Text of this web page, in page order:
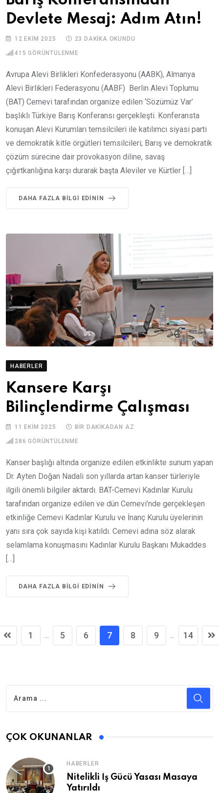
Devlete Mesaj: Adım Atın!
12 EKIM 2025 23 DAKIKA OKUNDU
415 GÖRÜNTÜLENME
Avrupa Alevi Birlikleri Konfederasyonu (AABK), Almanya
Alevi Birlikleri Federasyonu (AABF) Berlin Alevi Toplumu
(BAT) Cemevi tarafından organize edilen ‘Sözümüz Var’
başlıklı Türkiye Barış Konferansı gerçekleşti. Konferansta
konuşan Alevi Kurumları temsilcileri ile katılımcı siyasi parti
ve demokratik kitle örgütleri temsilcileri; Barış ve demokratik
çözüm sürecine dair provokasyon diline, savaş
çığırtkanlığına karşı durarak başta Aleviler ve Kürtler […]
DAHA FAZLA BILGI EDININ
HABERLER
Kansere Karşı
Bilinçlendirme Çalışması
11 EKIM 2025 BIR DAKIKADAN AZ
286 GÖRÜNTÜLENME
Kanser başlığı altında organize edilen etkinlikte sunum yapan
Dr. Ayten Doğan Nadali son yıllarda artan kanser türleriyle
ilgili önemli bilgiler aktardı. BAT-Cemevi Kadınlar Kurulu
tarafından organize edilen ve dün Cemevi’nde gerçekleşen
etkinliğe Cemevi Kadınlar Kurulu ve İnanç Kurulu üyelerinin
yanı sıra çok sayıda kişi katıldı. Cemevi adına söz alarak
selamlama konuşmasını Kadınlar Kurulu Başkanı Mukaddes
[…]
DAHA FAZLA BILGI EDININ
1 5 6 7 8 9 14
ÇOK OKUNANLAR
HABERLER
Nitelikli İş Gücü Yasası Masaya
Yatırıldı